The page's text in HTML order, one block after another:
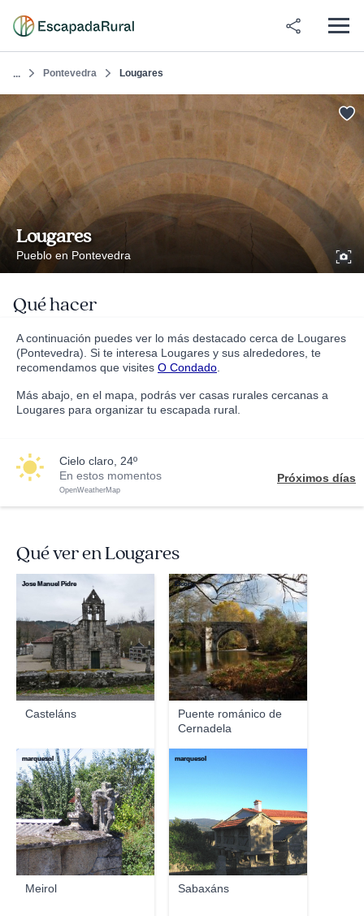
... Pontevedra Lougares
Lougares
Pueblo en Pontevedra
Qué hacer
A continuación puedes ver lo más destacado cerca de Lougares
(Pontevedra). Si te interesa Lougares y sus alrededores, te
recomendamos que visites O Condado
Más abajo, en el mapa, podrás ver casas rurales cercanas a
Lougares para organizar tu escapada rural.
cielo claro, 24º
En estos momentos
OpenWeatherMap
Próximos días
Qué ver en Lougares
Casteláns
Jose Manuel Pidre
Puente románico de
Cernadela
Elcorty
Meirol
marquesol
Sabaxáns
marquesol